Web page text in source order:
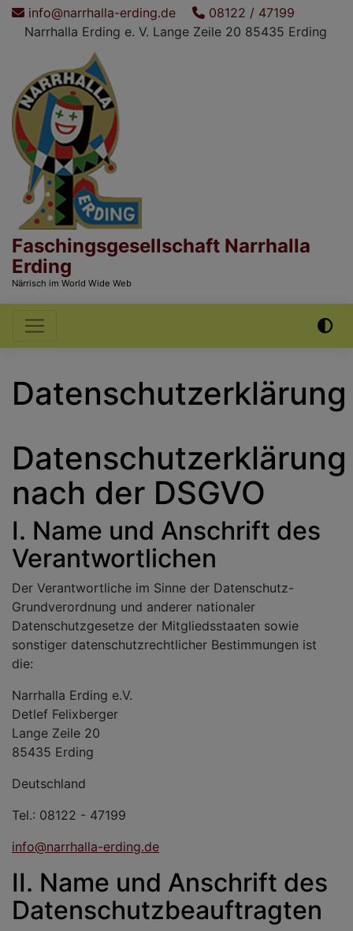
Direktinfo@narrhalla-erding.de
08122 / 47199
Narrhalla Erding e. V. Lange Zeile 20 85435 Erding
Faschingsgesellschaft Narrhalla
Erding
Närrisch im World Wide Web
Hauptnavigation
Datenschutzerklärung
Datenschutzerklärung
nach der DSGVO
I. Name und Anschrift des
Verantwortlichen
Der Verantwortliche im Sinne der Datenschutz-
Grundverordnung und anderer nationaler
Datenschutzgesetze der Mitgliedsstaaten sowie
sonstiger datenschutzrechtlicher Bestimmungen ist
die:
Narrhalla Erding e.V.
Detlef Felixberger
Lange Zeile 20
85435 Erding
Deutschland
Tel.: 08122 - 47199
info@narrhalla-erding.de
II. Name und Anschrift des
Datenschutzbeauftragten